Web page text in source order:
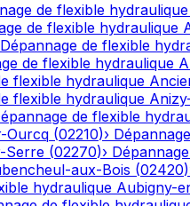
de flexible hydraulique
de flexible hydraulique
Dépannage de flexible
de flexible hydraulique
flexible hydraulique
flexible hydraulique
de flexible
Ourcq (02210)›
Serre (02270)›
aux-Bois (02420)
hydraulique Aubigny-